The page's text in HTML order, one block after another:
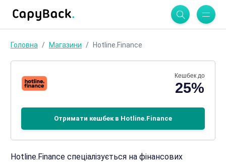
Головна Магазини Hotline.Finance
Кешбек до
25%
Отримати кешбек в Hotline.Finance
Hotline.Finance спеціалізується на фінансових